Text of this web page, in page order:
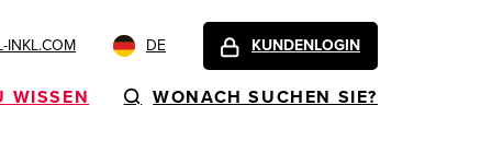
INKL.COM DE KUNDENLOGIN
WISSEN WONACH SUCHEN SIE?